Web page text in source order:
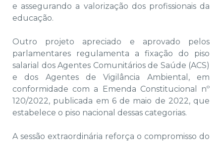
e assegurando a valorização dos profissionais da
educação.
Outro projeto apreciado e aprovado pelos
parlamentares regulamenta a fixação do piso
salarial dos Agentes Comunitários de Saúde (ACS)
e dos Agentes de Vigilância Ambiental, em
conformidade com a Emenda Constitucional nº
120/2022, publicada em 6 de maio de 2022, que
estabelece o piso nacional dessas categorias.
A sessão extraordinária reforça o compromisso do